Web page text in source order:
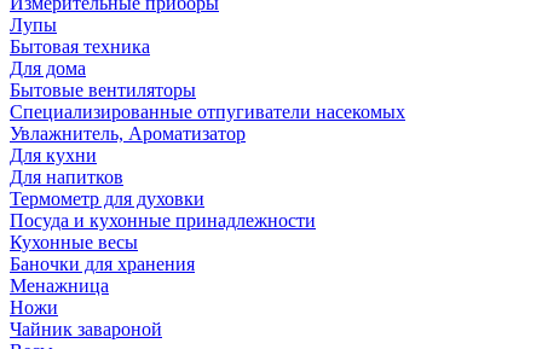
Лупы
Бытовая техника
Для дома
Бытовые вентиляторы
Специализированные отпугиватели насекомых
Увлажнитель, Ароматизатор
Для кухни
Для напитков
Термометр для духовки
Посуда и кухонные принадлежности
Кухонные весы
Баночки для хранения
Менажница
Ножи
Чайник завароной